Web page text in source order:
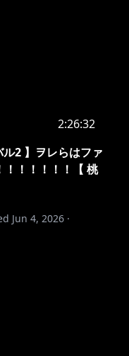
2:26:32
ル2 】ヲレらはファ
！！！！！！【 桃
Jun 4, 2026 ·